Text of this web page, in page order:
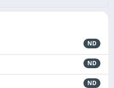
ND
ND
ND